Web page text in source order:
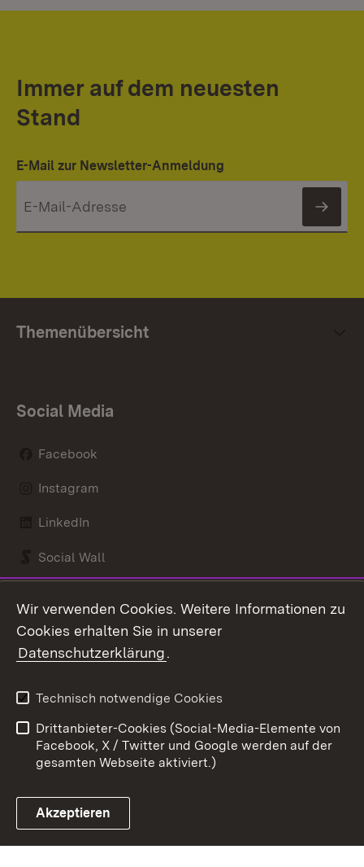
Immer auf dem neuesten
Stand
E-Mail zur Newsletter-Anmeldung
Themenübersicht
Social Media
Facebook
Instagram
LinkedIn
Social Wall
Link zum Landesportal
Kontakt
Barrierefreiheit
Impressum
Cookies
Wir verwenden Cookies. Weitere Informationen zu
Cookies erhalten Sie in unserer
Datenschutzerklärung.
Technisch notwendige Cookies
Drittanbieter-Cookies (Social-Media-Elemente von
Facebook, X / Twitter und Google werden auf der
gesamten Webseite aktiviert.)
Akzeptieren